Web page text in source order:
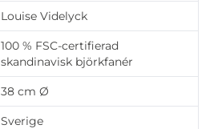
Louise Videlyck
100 % FSC-certifierad
skandinavisk björkfanér
38 cm Ø
Sverige